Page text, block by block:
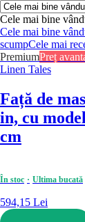
Cele mai bine
Cele mai bine
scumpCele mai
PremiumPreț
Linen Tales
Față de
in, cu
cm
În stoc Ultima bucată
594,15 Lei